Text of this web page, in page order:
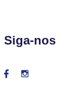
Siga-nos